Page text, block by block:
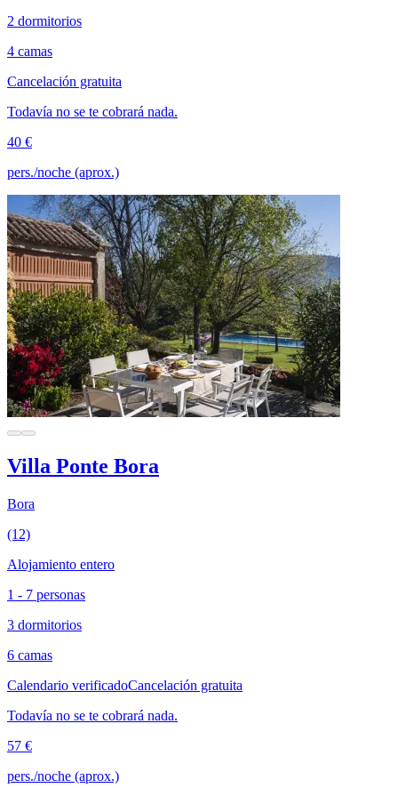
2 dormitorios
4 camas
Cancelación gratuita
Todavía no se te cobrará nada.
40 €
pers./noche (aprox.)
Villa Ponte Bora
Bora
(12)
Alojamiento entero
1 - 7 personas
3 dormitorios
6 camas
Calendario verificadoCancelación gratuita
Todavía no se te cobrará nada.
57 €
pers./noche (aprox.)